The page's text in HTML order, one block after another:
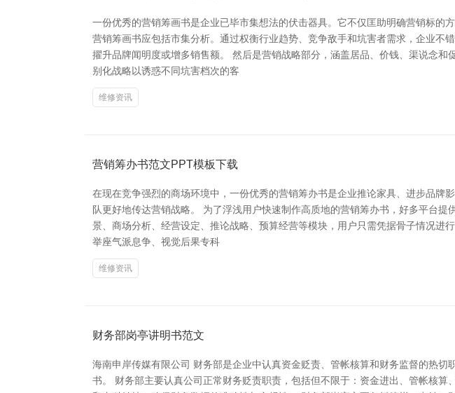
一份优秀的营销筹画书是企业已毕市集想法的伏击器具。它不仅匡助明确营销标的
营销筹画书应包括市集分析。通过权衡行业趋势、竞争敌手和坑害者需求，企业
擢升品牌闻明度或增多销售额。 然后是营销战略部分，涵盖居品、价钱、渠说念
别化战略以诱惑不同坑害档次的客
维修资讯
营销筹办书范文PPT模板下载
在现在竞争强烈的商场环境中，一份优秀的营销筹办书是企业推论家具、进步品牌
队更好地传达营销战略。 为了浮浅用户快速制作高质地的营销筹办书，好多平台
景、商场分析、经营设定、推论战略、预算经营等模块，用户只需凭据骨子情况
举座气派息争、视觉后果专科
维修资讯
财务部岗亭讲明书范文
海南申岸传媒有限公司 财务部是企业中认真资金贬责、管帐核算和财务监督的热
书。 财务部主要认真公司正常财务贬责职责，包括但不限于：资金进出、管帐核